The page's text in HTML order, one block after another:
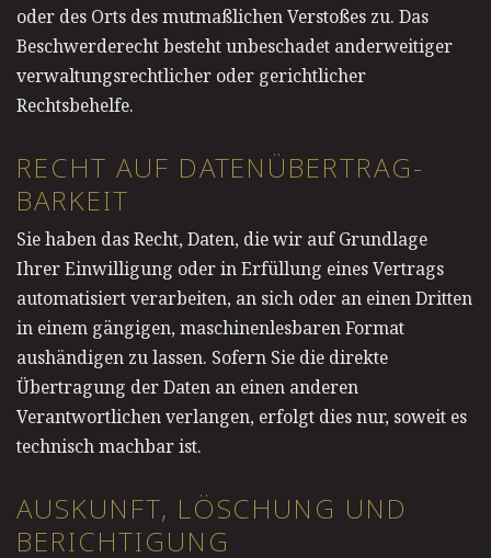
oder des Orts des mutmaßlichen Verstoßes zu. Das
Beschwerderecht besteht unbeschadet anderweitiger
verwaltungsrechtlicher oder gerichtlicher
Rechtsbehelfe.
RECHT AUF DATEN­ÜBERTRAG­
BARKEIT
Sie haben das Recht, Daten, die wir auf Grundlage
Ihrer Einwilligung oder in Erfüllung eines Vertrags
automatisiert verarbeiten, an sich oder an einen Dritten
in einem gängigen, maschinenlesbaren Format
aushändigen zu lassen. Sofern Sie die direkte
Übertragung der Daten an einen anderen
Verantwortlichen verlangen, erfolgt dies nur, soweit es
technisch machbar ist.
AUSKUNFT, LÖSCHUNG UND
BERICHTIGUNG